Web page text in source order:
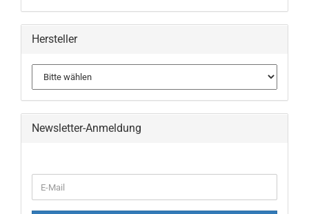
Hersteller
Newsletter-Anmeldung
ZUR
E-
Mail